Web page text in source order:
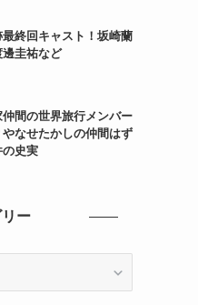
終回キャスト！坂崎蘭
圭祐など
間の世界旅行メンバー
やなせたかしの仲間はず
史実
ー